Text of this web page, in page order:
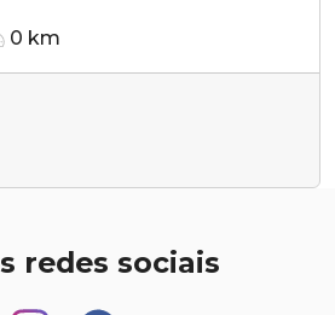
0 km
redes sociais